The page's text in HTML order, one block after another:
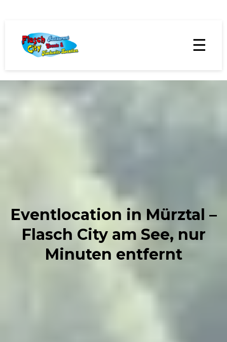
☰
Eventlocation in Mürztal –
Flasch City am See, nur
Minuten entfernt